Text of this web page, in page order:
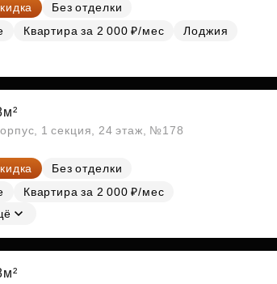
Без отделки
Квартира за 2 000 ₽/мес
Лоджия
1 секция, 24 этаж, №178
Без отделки
Квартира за 2 000 ₽/мес